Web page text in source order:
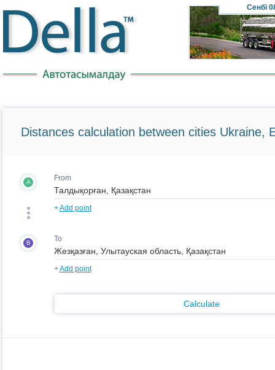
Сенбі
Distances calculation between cities Ukraine,
A From
+Add point
B To
+Add point
Calculate